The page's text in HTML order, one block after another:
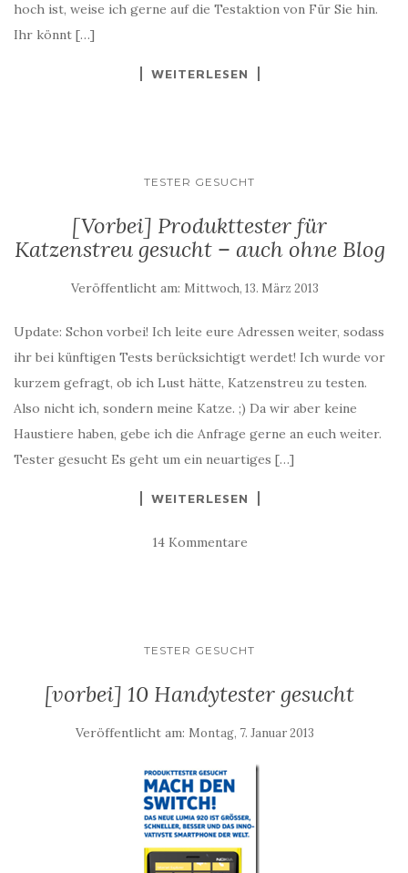
hoch ist, weise ich gerne auf die Testaktion von Für Sie hin.
Ihr könnt […]
WEITERLESEN
TESTER GESUCHT
[Vorbei] Produkttester für
Katzenstreu gesucht – auch ohne Blog
Veröffentlicht am: Mittwoch, 13. März 2013
Update: Schon vorbei! Ich leite eure Adressen weiter, sodass
ihr bei künftigen Tests berücksichtigt werdet! Ich wurde vor
kurzem gefragt, ob ich Lust hätte, Katzenstreu zu testen.
Also nicht ich, sondern meine Katze. ;) Da wir aber keine
Haustiere haben, gebe ich die Anfrage gerne an euch weiter.
Tester gesucht Es geht um ein neuartiges […]
WEITERLESEN
14 Kommentare
TESTER GESUCHT
[vorbei] 10 Handytester gesucht
Veröffentlicht am: Montag, 7. Januar 2013